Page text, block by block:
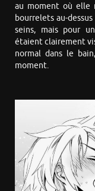
au moment où elle
bourrelets au-
seins, mais pour
étaient clairement
normal dans le
moment.